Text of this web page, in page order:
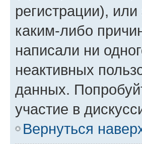
регистрации),
каким-либо
написали ни
неактивных
данных.
участие в
Вернуться